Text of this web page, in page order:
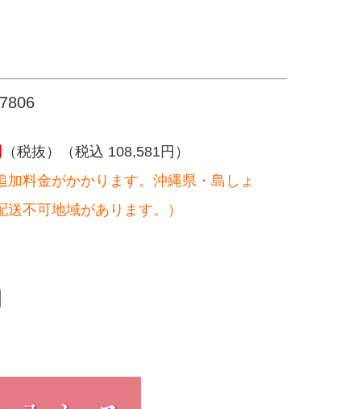
（税抜）（税込 108,581円）
料金がかかります。沖縄県・島しょ
不可地域があります。）